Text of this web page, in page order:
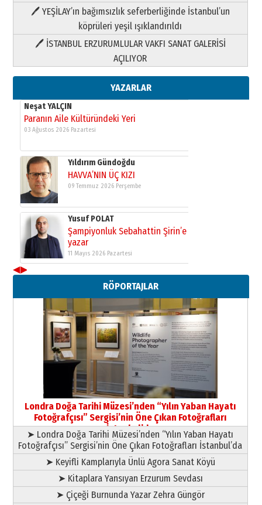
🖊 YEŞİLAY’ın bağımsızlık seferberliğinde İstanbul’un
köprüleri yeşil ışıklandırıldı
🖊 İSTANBUL ERZURUMLULAR VAKFI SANAT GALERİSİ
AÇILIYOR
YAZARLAR
HAVVA’NIN ÜÇ KIZI
09 Temmuz 2026 Perşembe
Yusuf POLAT
Şampiyonluk Sebahattin Şirin’e
yazar
11 Mayıs 2026 Pazartesi
Neşat YALÇIN
Paranın Aile Kültüründeki Yeri
03 Ağustos 2026 Pazartesi
Yıldırım Gündoğdu
HAVVA’NIN ÜÇ KIZI
09 Temmuz 2026 Perşembe
Yusuf POLAT
Şampiyonluk Sebahattin Şirin’e
yazar
11 Mayıs 2026 Pazartesi
Neşat YALÇIN
Paranın Aile Kültüründeki Yeri
03 Ağustos 2026 Pazartesi
Yıldırım Gündoğdu
HAVVA’NIN ÜÇ KIZI
09 Temmuz 2026 Perşembe
Yusuf POLAT
Şampiyonluk Sebahattin Şirin’e
yazar
11 Mayıs 2026 Pazartesi
◀▶
RÖPORTAJLAR
Londra Doğa Tarihi Müzesi’nden “Yılın Yaban Hayatı
Fotoğrafçısı” Sergisi’nin Öne Çıkan Fotoğrafları
İstanbul’da
➤ Londra Doğa Tarihi Müzesi’nden “Yılın Yaban Hayatı
Fotoğrafçısı” Sergisi’nin Öne Çıkan Fotoğrafları İstanbul’da
➤ Keyifli Kamplarıyla Ünlü Agora Sanat Köyü
➤ Kitaplara Yansıyan Erzurum Sevdası
➤ Çiçeği Burnunda Yazar Zehra Güngör